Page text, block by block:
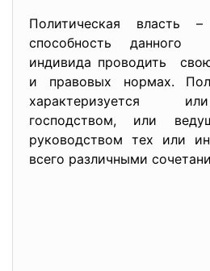
Политическая
способность данного
индивида проводить
и правовых нормах.
характеризуется
господством, или
руководством тех или
всего различными